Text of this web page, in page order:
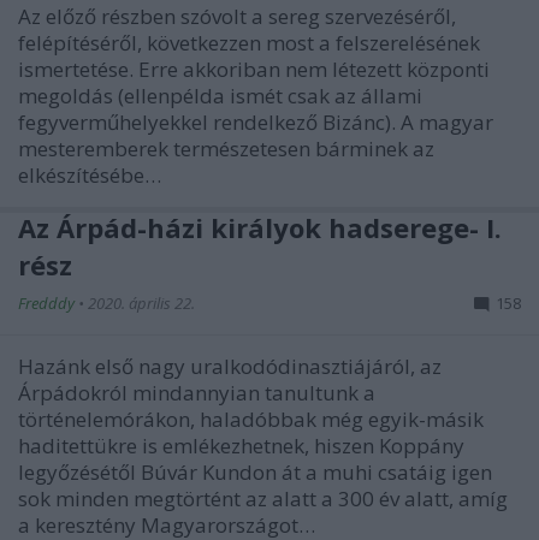
Az előző részben szóvolt a sereg szervezéséről,
felépítéséről, következzen most a felszerelésének
ismertetése. Erre akkoriban nem létezett központi
megoldás (ellenpélda ismét csak az állami
fegyverműhelyekkel rendelkező Bizánc). A magyar
mesteremberek természetesen bárminek az
elkészítésébe…
Az Árpád-házi királyok hadserege- I.
rész
Fredddy • 2020. április 22. 158
Hazánk első nagy uralkodódinasztiájáról, az
Árpádokról mindannyian tanultunk a
történelemórákon, haladóbbak még egyik-másik
haditettükre is emlékezhetnek, hiszen Koppány
legyőzésétől Búvár Kundon át a muhi csatáig igen
sok minden megtörtént az alatt a 300 év alatt, amíg
a keresztény Magyarországot…